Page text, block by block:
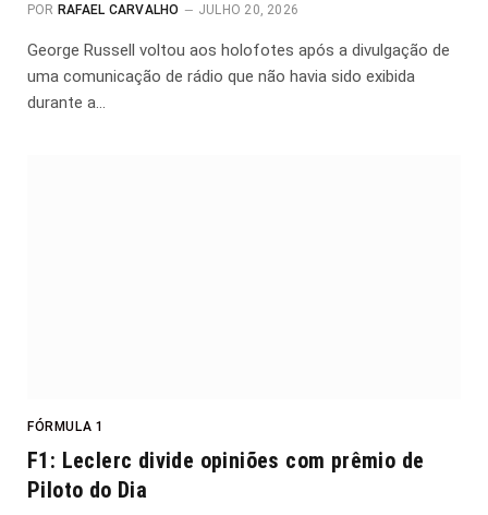
POR RAFAEL CARVALHO JULHO 20, 2026
George Russell voltou aos holofotes após a divulgação de
uma comunicação de rádio que não havia sido exibida
durante a…
FÓRMULA 1
F1: Leclerc divide opiniões com prêmio de
Piloto do Dia